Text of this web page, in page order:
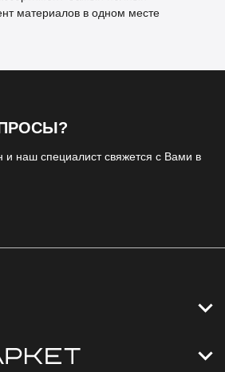
материалов в одном месте
и наш специалист свяжется с Вами в